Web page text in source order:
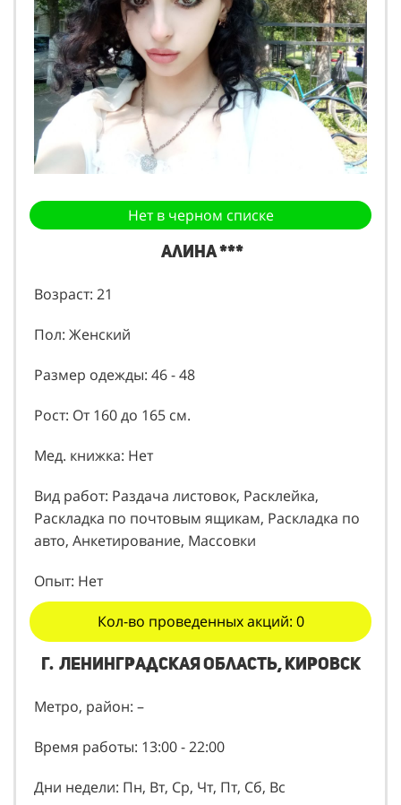
Нет в черном списке
Алина ***
Возраст: 21
Пол: Женский
Размер одежды: 46 - 48
Рост: От 160 до 165 см.
Мед. книжка: Нет
Вид работ: Раздача листовок, Расклейка,
Раскладка по почтовым ящикам, Раскладка по
авто, Анкетирование, Массовки
Опыт: Нет
Кол-во проведенных акций: 0
г. Ленинградская область, Кировск
Метро, район: –
Время работы: 13:00 - 22:00
Дни недели: Пн, Вт, Ср, Чт, Пт, Сб, Вс